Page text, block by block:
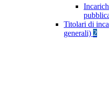
Titolari di
generali) 2